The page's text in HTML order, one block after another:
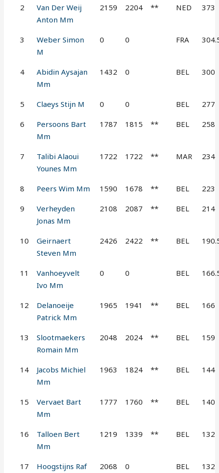
2
Van Der Weij
Anton Mm
2159 2204 ** NED 373
3
Weber Simon
M
0 0 FRA
4
Abidin Aysajan
Mm
1432 0 BEL 300
5 Claeys Stijn M 0 0 BEL 277
6
Persoons Bart
Mm
1787 1815 ** BEL 258
7
Talibi Alaoui
Younes Mm
1722 1722 ** MAR 234
8 Peers Wim Mm 1590 1678 ** BEL 223
9
Verheyden
Jonas Mm
2108 2087 ** BEL 214
10
Geirnaert
Steven Mm
2426 2422 ** BEL
11
Vanhoeyvelt
Ivo Mm
0 0 BEL
12
Delanoeije
Patrick Mm
1965 1941 ** BEL 166
13
Slootmaekers
Romain Mm
2048 2024 ** BEL 159
14
Jacobs Michiel
Mm
1963 1824 ** BEL 144
15
Vervaet Bart
Mm
1777 1760 ** BEL 140
16
Talloen Bert
Mm
1219 1339 ** BEL 132
17
Hoogstijns Raf
2068 0 BEL 132